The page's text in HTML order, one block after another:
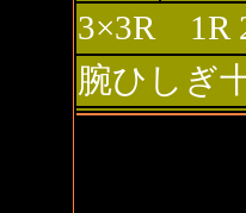
3×3R 1R
腕ひしぎ